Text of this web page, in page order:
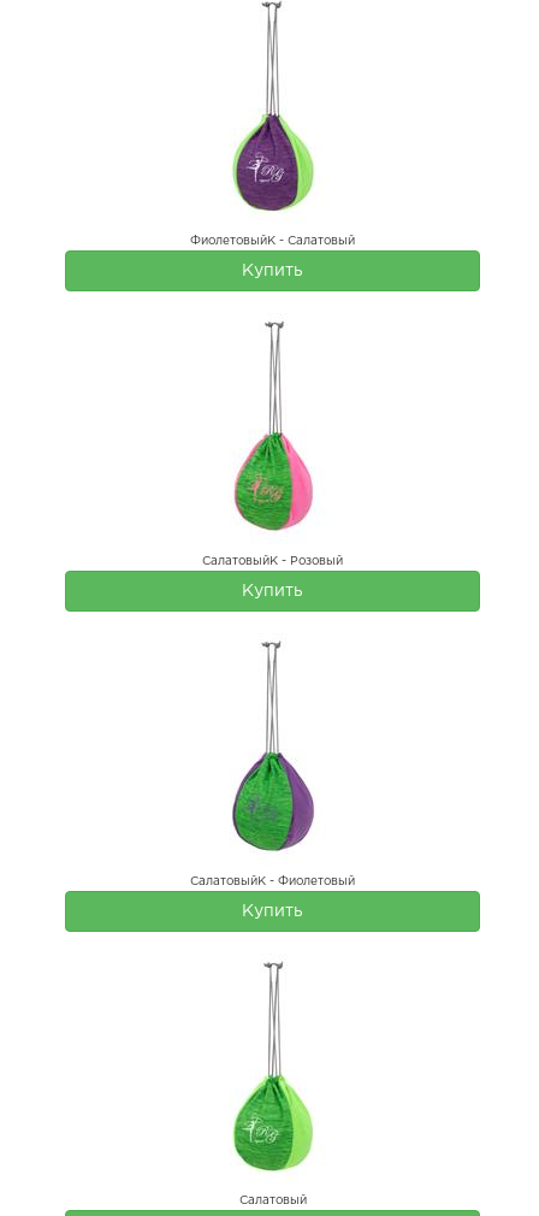
ФиолетовыйК - Салатовый
Купить
СалатовыйК - Розовый
Купить
СалатовыйК - Фиолетовый
Купить
Салатовый